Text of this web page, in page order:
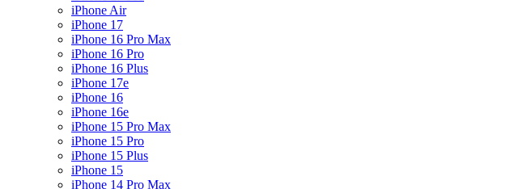
iPhone Air
iPhone 17
iPhone 16 Pro Max
iPhone 16 Pro
iPhone 16 Plus
iPhone 17e
iPhone 16
iPhone 16e
iPhone 15 Pro Max
iPhone 15 Pro
iPhone 15 Plus
iPhone 15
iPhone 14 Pro Max